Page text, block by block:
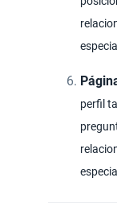
perfil